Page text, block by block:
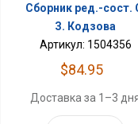
Сборник ред.-сост.
З. Кодзова
Артикул: 1504356
$84.95
Доставка за 1–3